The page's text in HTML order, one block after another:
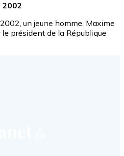
2002
un jeune homme, Maxime
président de la République